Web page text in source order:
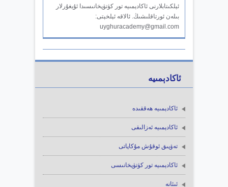
ئېلكىتابلارنى ئاكادېمىيە تور كۈتۈپخانىسىدا ئۇيغۇرلار
بىلەن ئورتاقلىشىڭ. ئالاقە ئېلخېتى:
uyghuracademy@gmail.com
ئاكادېمىيە
ئاكادېمىيە ھەققىدە
ئاكادېمىيە ئەزالىقى
تەۋپىق ئوقۇش مۇكاپاتى
ئاكادېمىيە تور كۈتۈپخانىسى
ئىئانە